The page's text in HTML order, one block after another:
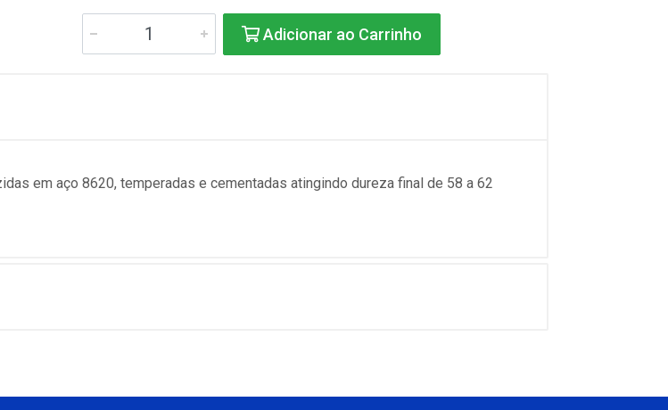
Adicionar ao Carrinho
em aço 8620, temperadas e cementadas atingindo dureza final de 58 a 62